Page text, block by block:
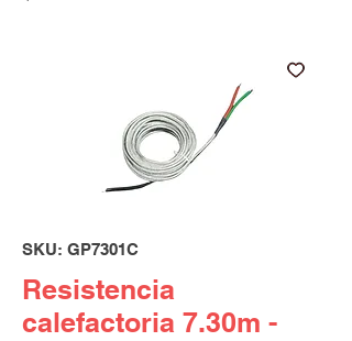
SKU: GP7301C
Resistencia
calefactoria 7.30m -